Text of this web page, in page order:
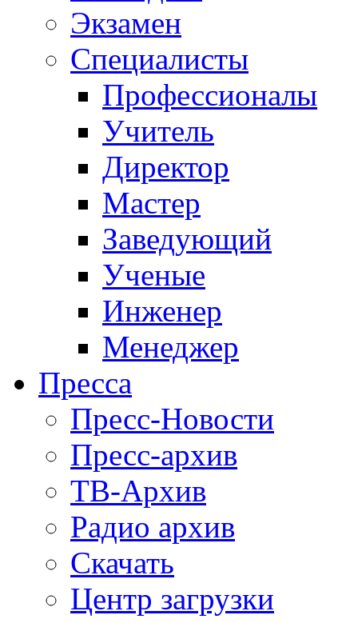
Экзамен
Специалисты
Профессионалы
Учитель
Директор
Мастер
Заведующий
Ученые
Инженер
Менеджер
Пресса
Пресс-Новости
Пресс-архив
ТВ-Архив
Радио архив
Скачать
Центр загрузки